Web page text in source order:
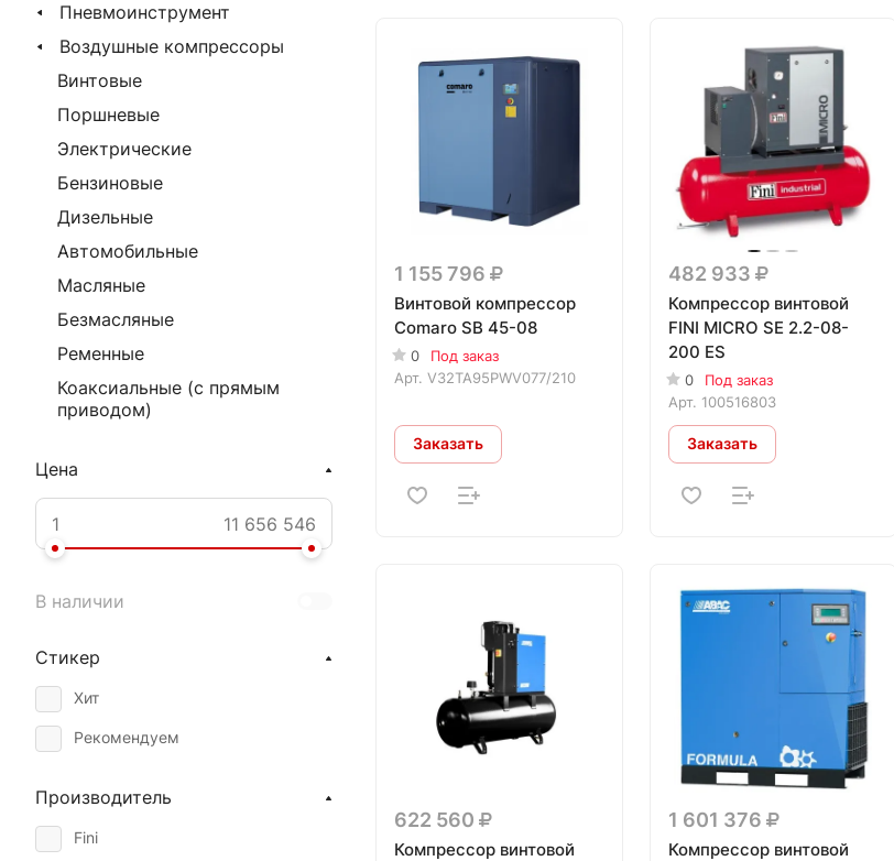
1 155 796
Винтовой компрессор
Comaro SB 45-08
0
Под заказ
Арт. V32TA95PWV077/210
Заказать
482 933
Компрессор винтовой
FINI MICRO SE 2.2-08-
200 ES
0
Под заказ
Арт. 100516803
Заказать
622 560
Компрессор винтовой
1 601 376
Компрессор винтовой
Пневмоинструмент
Воздушные компрессоры
Винтовые
Поршневые
Электрические
Бензиновые
Дизельные
Автомобильные
Масляные
Безмасляные
Ременные
Коаксиальные (с прямым
приводом)
Цена
В наличии
Стикер
Хит
Рекомендуем
Производитель
Fini